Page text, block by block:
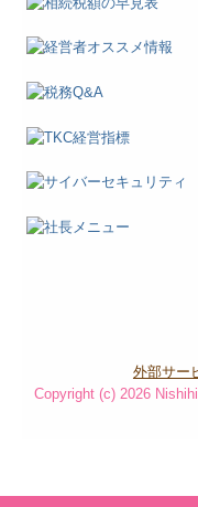
外部サー
Copyright (c) 2026